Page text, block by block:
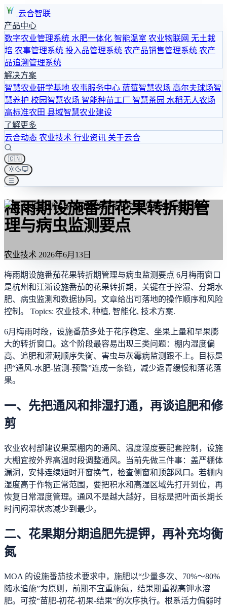
云合智联
产品中心
数字农业管理系统 水肥一体化 智能温室 农业物联网 无土栽
培 农事管理系统 投入品管理系统 农产品销售管理系统 农产
品追溯管理系统
解决方案
智慧农业研学基地 农事服务中心 蓝莓智慧农场 高尔夫球场智
慧养护 校园智慧农场 智能种苗工厂 智慧茶园 水稻无人农场
高标准农田 县域智慧农业建设
了解更多
云合动态 农业技术 行业资讯 关于云合
🇨🇳
梅雨期设施番茄花果转折期管
理与病虫监测要点
农业技术 2026年6月13日
梅雨期设施番茄花果转折期管理与病虫监测要点 6月梅雨窗口
是杭州和江浙设施番茄的花果转折期，关键在于控湿、分期水
肥、病虫监测和数据协同。文章给出可落地的操作顺序和风险
控制。 Topics: 农业技术, 种植, 智能化, 技术方案.
6月梅雨时段，设施番茄多处于花序稳定、坐果上量和早果膨
大的转折窗口。这个阶段最容易出现三类问题：棚内湿度偏
高、追肥和灌溉顺序失衡、害虫与灰霉病监测跟不上。目标是
把“通风-水肥-监测-预警”连成一条链，减少返青缓慢和落花落
果。
一、先把通风和排湿打通，再谈追肥和修
剪
农业农村部建议果菜棚内的通风、温度湿度要配套控制，设施
大棚宜按外界高温时段调整通风。当前先做三件事：盖严棚体
漏洞，安排连续短时开窗换气，检查侧窗和顶部风口。若棚内
湿度高于作物正常范围，要把积水和高湿区域先打开到位，再
恢复日常湿度管理。通风不是越大越好，目标是把叶面长期长
时间闷湿状态减少到最少。
二、花果期分期追肥先提钾，再补充均衡
氮
MOA 的设施番茄技术要求中，施肥以“少量多次、70%～80%
随水追施”为原则，前期不宜重施氮，结果期重视高钾水溶
肥。可按“苗肥-初花-初果-结果”的次序执行。根系活力偏弱时